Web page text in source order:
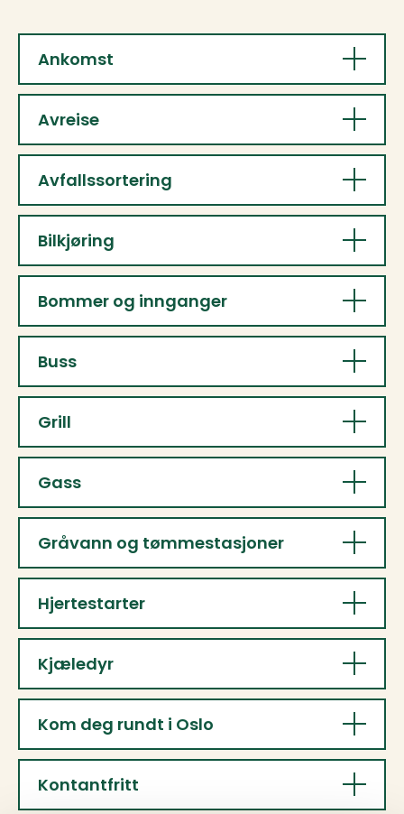
Ankomst
Avreise
Avfallssortering
Bilkjøring
Bommer og innganger
Buss
Grill
Gass
Gråvann og tømmestasjoner
Hjertestarter
Kjæledyr
Kom deg rundt i Oslo
Kontantfritt